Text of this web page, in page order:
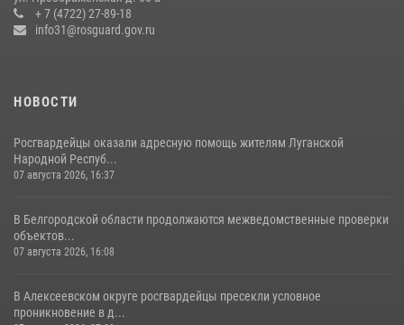
14 июля 2026, 07:13
+ 7 (4722) 27-89-18
info31@rosguard.gov.ru
НОВОСТИ
Росгвардейцы оказали адресную помощь жителям Луганской
Народной Респуб...
07 августа 2026, 16:37
В Белгородской области продолжаются межведомственные проверки
объектов...
07 августа 2026, 16:08
В Алексеевском округе росгвардейцы пресекли условное
проникновение в д...